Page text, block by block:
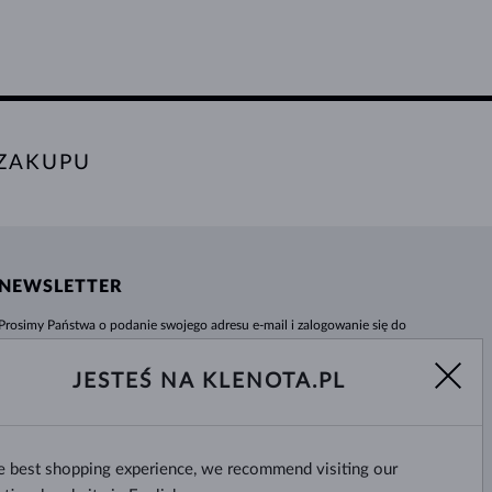
Państwa o podanie swojego adresu e-mail i zalogowanie się do
Państwa uwadze!
chcę otrzymywać interesujące wiadomości na e-mail.
JESTEŚ NA KLENOTA.PL
best shopping experience, we recommend visiting our